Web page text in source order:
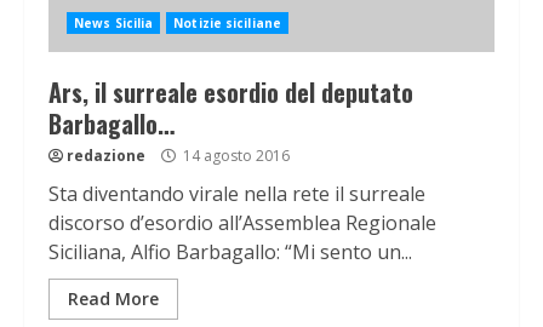
News Sicilia Notizie siciliane
Ars, il surreale esordio del deputato
Barbagallo…
redazione 14 agosto 2016
Sta diventando virale nella rete il surreale
discorso d’esordio all’Assemblea Regionale
Siciliana, Alfio Barbagallo: “Mi sento un...
Read More